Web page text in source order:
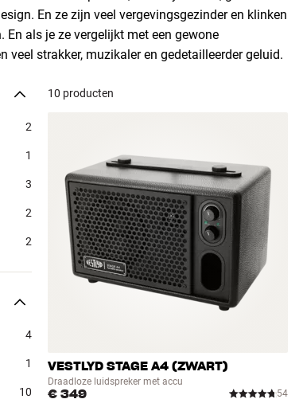
En ze zijn veel vergevingsgezinder en klinken
als je ze vergelijkt met een gewone
veel strakker, muzikaler en gedetailleerder geluid.
2
1
3
2
2
4
1
10
10 producten
VESTLYD STAGE A4 (ZWART)
Draadloze luidspreker met accu
€ 349 54